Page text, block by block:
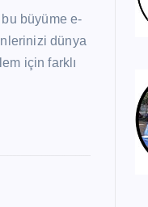
büyüme e-
dünya
için farklı